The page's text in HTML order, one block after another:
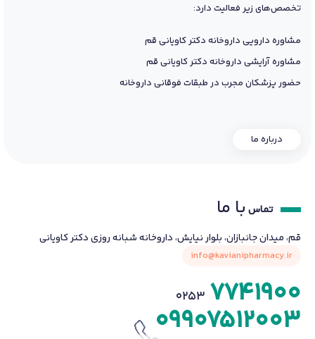
تخصص‌های زیر فعالیت دارد:
مشاوره دارویی داروخانه دکتر کاویانی قم
مشاوره آرایشی داروخانه دکتر کاویانی قم
حضور پزشکان مجرب در طبقات فوقانی داروخانه
درباره ما
تماس با ما
قم، میدان جانبازان، بلوار نیایش، داروخانه شبانه روزی دکتر کاویانی
info@kavianipharmacy.ir
0253 7741900
09907512003